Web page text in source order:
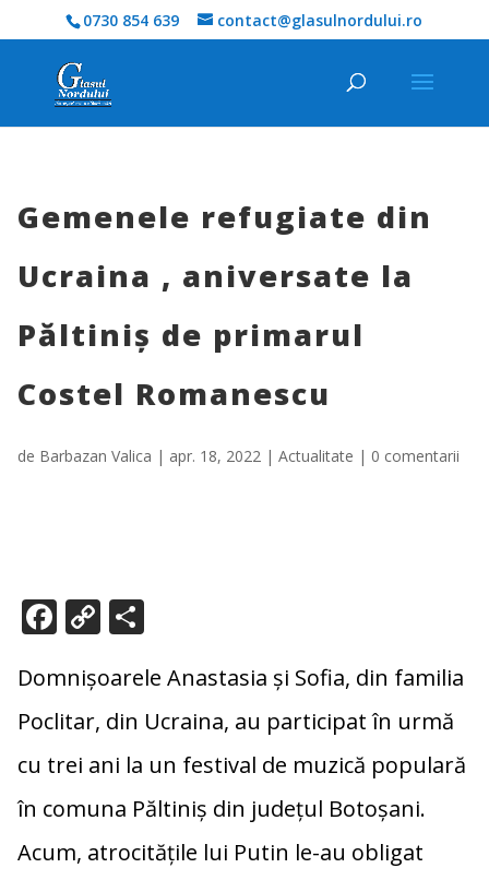
0730 854 639 contact@glasulnordului.ro
Gemenele refugiate din
Ucraina , aniversate la
Păltiniș de primarul
Costel Romanescu
de Barbazan Valica | apr. 18, 2022| Actualitate | 0 comentarii
F
e
b
o
k
C
p
y
Li
k
P
ta
je
az
ă
Domnișoarele Anastasia și Sofia, din familia
Poclitar, din Ucraina, au participat în urmă
cu trei ani la un festival de muzică populară
în comuna Păltiniș din județul Botoșani.
Acum, atrocitățile lui Putin le-au obligat